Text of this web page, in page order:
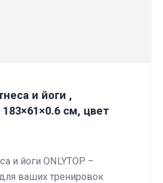
и йоги ,
см, цвет
и йоги ONLYTOP –
ваших тренировок